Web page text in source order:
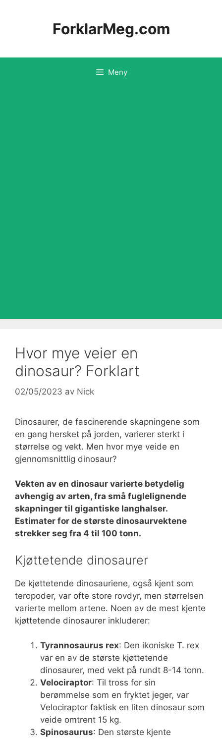
ForklarMeg.com
Meny
Hvor mye veier en
dinosaur? Forklart
02/05/2023 av Nick
Dinosaurer, de fascinerende skapningene som
en gang hersket på jorden, varierer sterkt i
størrelse og vekt. Men hvor mye veide en
gjennomsnittlig dinosaur?
Vekten av en dinosaur varierte betydelig
avhengig av arten, fra små fuglelignende
skapninger til gigantiske langhalser.
Estimater for de største dinosaurvektene
strekker seg fra 4 til 100 tonn.
Kjøttetende dinosaurer
De kjøttetende dinosauriene, også kjent som
teropoder, var ofte store rovdyr, men størrelsen
varierte mellom artene. Noen av de mest kjente
kjøttetende dinosaurer inkluderer:
Tyrannosaurus rex: Den ikoniske T. rex
var en av de største kjøttetende
dinosaurer, med vekt på rundt 8-14 tonn.
Velociraptor: Til tross for sin
berømmelse som en fryktet jeger, var
Velociraptor faktisk en liten dinosaur som
veide omtrent 15 kg.
Spinosaurus: Den største kjente